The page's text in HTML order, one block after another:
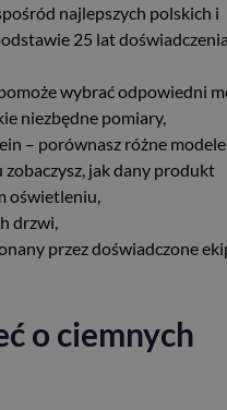
najlepszych polskich i
25 lat
wybrać odpowiedni
niezbędne pomiary,
– porównasz różne
jak dany produkt
oświetleniu,
drzwi,
przez doświadczone
o ciemnych